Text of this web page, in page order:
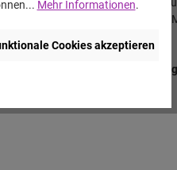
vom jeweiligen Bild abweichen.
dass alle Produkte von
Mehr Informationen.
Cookies akzeptieren